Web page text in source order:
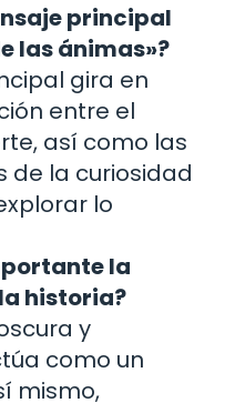
principal
las ánimas»?
gira en
entre el
así como las
de la curiosidad
lo
la
historia?
y
como un
mismo,